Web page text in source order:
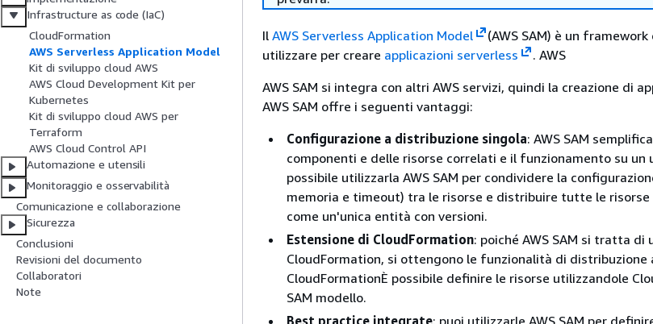
Infrastructure as code (IaC)
CloudFormation
AWS Serverless Application Model
Kit di sviluppo cloud AWS
AWS Cloud Development Kit per
Kubernetes
Kit di sviluppo cloud AWS per
Terraform
AWS Cloud Control API
Automazione e utensili
Monitoraggio e osservabilità
Comunicazione e collaborazione
Sicurezza
Conclusioni
Revisioni del documento
Collaboratori
Note
Il AWS Serverless Application Model
(AWS SAM) è un
utilizzare per creare applicazioni serverless
. AWS
AWS SAM si integra con altri AWS servizi, quindi la creazione di
AWS SAM offre i seguenti vantaggi:
Configurazione a distribuzione singola: AWS SAM
componenti e delle risorse correlati e il funzionamento su un
possibile utilizzarla AWS SAM per condividere la
memoria e timeout) tra le risorse e distribuire tutte le risorse
come un'unica entità con versioni.
Estensione di CloudFormation: poiché AWS SAM si tratta di
CloudFormation, si ottengono le funzionalità di distribuzione
CloudFormationÈ possibile definire le risorse utilizzandole
SAM modello.
Best practice integrate: puoi utilizzarle AWS SAM per